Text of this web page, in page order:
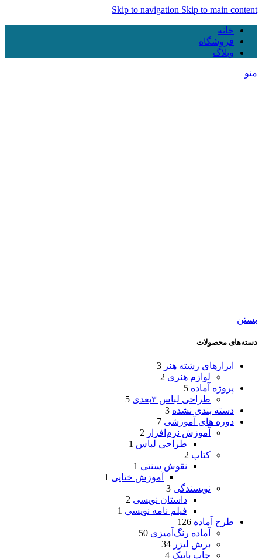
Skip to navigation Skip to main content
خانه
فروشگاه
وبلاگ
منو
بستن
دسته‌های محصولات
ابزارهای رشته هنر 3
لوازم هنری 2
پروژه آماده 5
طراحی لباس ۳بعدی
5
دسته بندی نشده 3
دوره های آموزشی 7
آموزش نرم‌افزار 2
طراحی لباس 1
کتاب 2
نقوش سنتی 1
آموزش ختایی 1
نویسندگی 3
داستان نویسی 2
فیلم نامه نویسی 1
طرح آماده 126
آماده رنگ‌آمیزی 50
برش لیزر 34
چاپ باتیک 4